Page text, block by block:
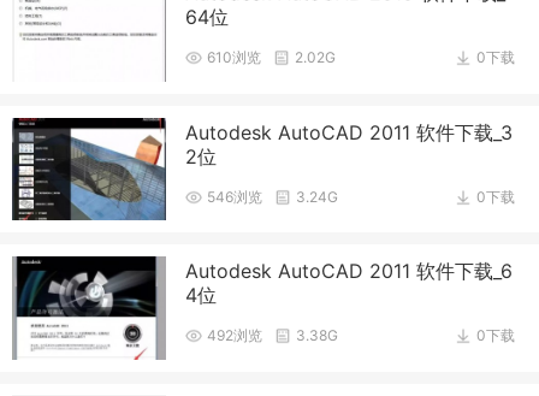
64位
0下载
610浏览 2.02G
Autodesk AutoCAD 2011 软件下载_3
2位
0下载
546浏览 3.24G
Autodesk AutoCAD 2011 软件下载_6
4位
0下载
492浏览 3.38G